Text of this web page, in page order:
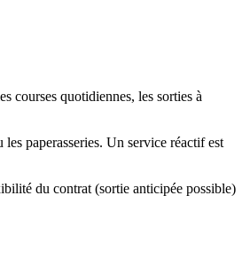
courses quotidiennes, les sorties à
paperasseries. Un service réactif est
du contrat (sortie anticipée possible)